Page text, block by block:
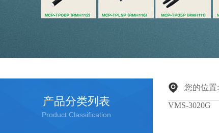
产品分类列表
Product Classification
您的位置:
VMS-3020G